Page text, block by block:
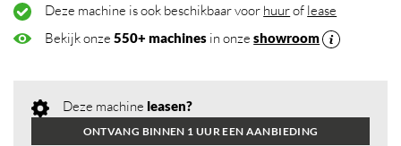
Deze machine is ook beschikbaar voor huurof lease
Bekijk onze550+ machines in onzeshowroom
Deze machine leasen?
ONTVANG BINNEN 1 UUR EEN AANBIEDING